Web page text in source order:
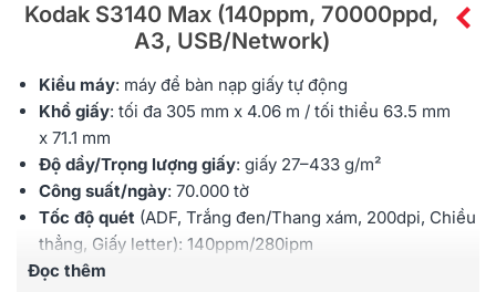
Kodak S3140 Max (140ppm, 70000ppd,
A3, USB/Network)
Kiểu máy: máy để bàn nạp giấy tự động
Khổ giấy: tối đa 305 mm x 4.06 m / tối thiểu 63.5 mm
x 71.1 mm
Độ dầy/Trọng lượng giấy: giấy 27–433 g/m²
Công suất/ngày: 70.000 tờ
Tốc độ quét (ADF, Trắng đen/Thang xám, 200dpi, Chiều
thẳng, Giấy letter): 140ppm/280ipm
Tốc độ quét
Đọc thêm